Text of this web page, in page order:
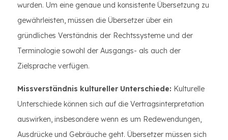
wurden. Um eine genaue und konsistente Übersetzung zu
gewährleisten, müssen die Übersetzer über ein
gründliches Verständnis der Rechtssysteme und der
Terminologie sowohl der Ausgangs- als auch der
Zielsprache verfügen.
Missverständnis kultureller Unterschiede: Kulturelle
Unterschiede können sich auf die Vertragsinterpretation
auswirken, insbesondere wenn es um Redewendungen,
Ausdrücke und Gebräuche geht. Übersetzer müssen sich